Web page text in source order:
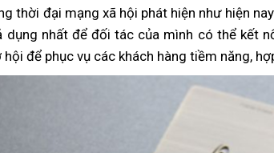
thời đại mạng xã hội phát hiện như hiện
dụng nhất để đối tác của mình có thể kết
để phục vụ các khách hàng tiềm năng,